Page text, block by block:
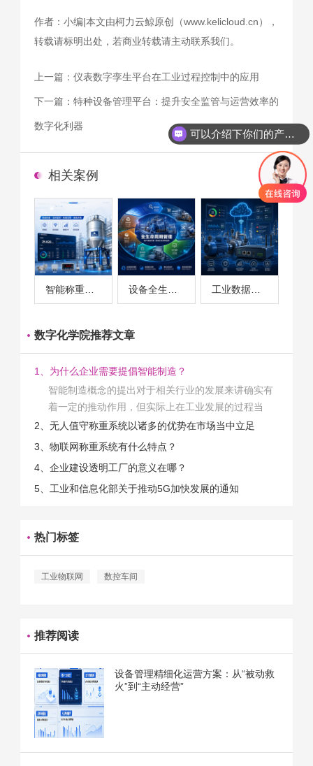
作者：小编|本文由柯力云鲸原创（www.kelicloud.cn），
转载请标明出处，若商业转载请主动联系我们。
上一篇： 仪表数字孪生平台在工业过程控制中的应用
下一篇： 特种设备管理平台：提升安全监管与运营效率的
数字化利器
相关案例
智能称重系统案例 设备全生命周期管理案例 工业数据采集与设备监控案例
数字化学院推荐文章
1、为什么企业需要提倡智能制造？
智能制造概念的提出对于相关行业的发展来讲确实有
着一定的推动作用，但实际上在工业发展的过程当
中，能够推动相关产业发展的具体结束是非常的多
的。那么为什么企业一定需要...
2、无人值守称重系统以诸多的优势在市场当中立足
3、物联网称重系统有什么特点？
4、企业建设透明工厂的意义在哪？
5、工业和信息化部关于推动5G加快发展的通知
热门标签
工业物联网 数控车间
推荐阅读
设备管理精细化运营方案：从“被动救
火”到“主动经营”
可以介绍下你们的产品么